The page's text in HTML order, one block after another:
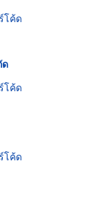
โค้ด
ด
โค้ด
โค้ด